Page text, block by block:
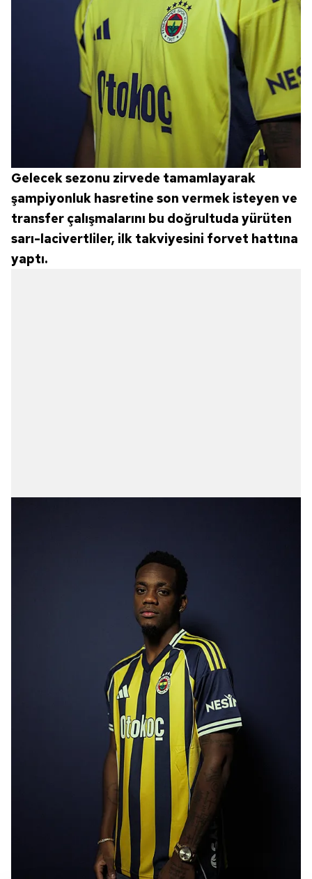
Gelecek sezonu zirvede tamamlayarak
şampiyonluk hasretine son vermek isteyen ve
transfer çalışmalarını bu doğrultuda yürüten
sarı-lacivertliler, ilk takviyesini forvet hattına
yaptı.